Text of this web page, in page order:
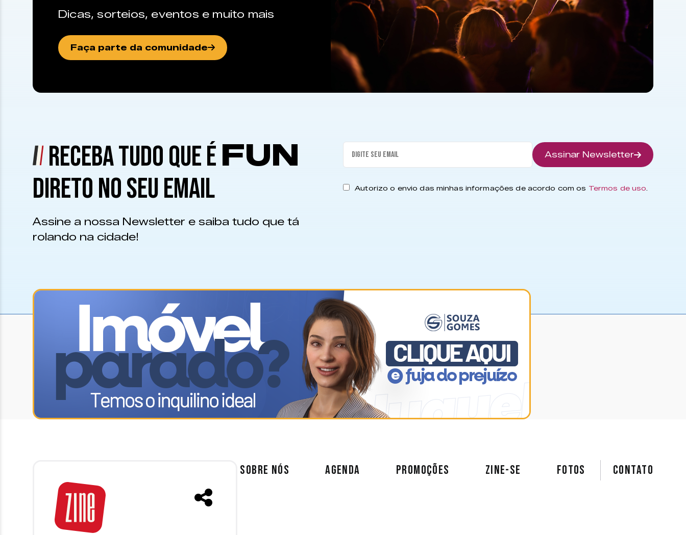
Dicas, sorteios, eventos e muito mais
Faça parte da comunidade
RECEBA TUDO QUE ÉFUN
DIRETO NO SEU EMAIL
Assine a nossa Newsletter e saiba tudo que tá
rolando na cidade!
Assinar Newsletter
Autorizo o envio das minhas informações de acordo com os Termos de uso
SOBRE NÓS AGENDA PROMOÇÕES ZINE-SE FOTOS Contato